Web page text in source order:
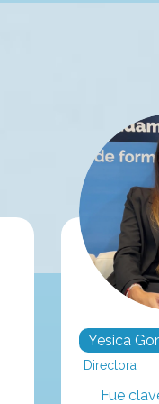
Directora
Yesica
Fue